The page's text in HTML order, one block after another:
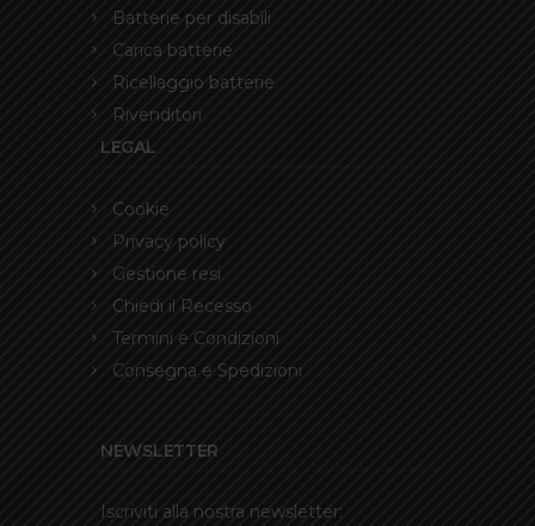
Batterie per disabili
Carica batterie
Ricellaggio batterie
Rivenditori
LEGAL
Cookie
Privacy policy
Gestione resi
Chiedi il Recesso
Termini e Condizioni
Consegna e Spedizioni
NEWSLETTER
Iscriviti alla nostra newsletter: